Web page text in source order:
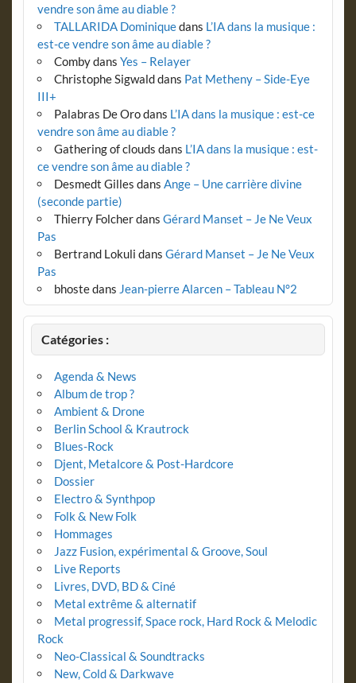
vendre son âme au diable ?
TALLARIDA Dominiquedans L’IA dans la musique :
est-ce vendre son âme au diable ?
Combydans Yes – Relayer
Christophe Sigwalddans Pat Metheny – Side-Eye
III+
Palabras De Orodans L’IA dans la musique : est-ce
vendre son âme au diable ?
Gathering of clouds dans L’IA dans la musique : est-
ce vendre son âme au diable ?
Desmedt Gilles dans Ange – Une carrière divine
(seconde partie)
Thierry Folcherdans Gérard Manset – Je Ne Veux
Pas
Bertrand Lokuli dans Gérard Manset – Je Ne Veux
Pas
bhostedans Jean-pierre Alarcen – Tableau N°2
Catégories :
Agenda & News
Album de trop ?
Ambient & Drone
Berlin School & Krautrock
Blues-Rock
Djent, Metalcore & Post-Hardcore
Dossier
Electro & Synthpop
Folk & New Folk
Hommages
Jazz Fusion, expérimental & Groove, Soul
Live Reports
Livres, DVD, BD & Ciné
Metal extrême & alternatif
Metal progressif, Space rock, Hard Rock & Melodic
Rock
Neo-Classical & Soundtracks
New, Cold & Darkwave